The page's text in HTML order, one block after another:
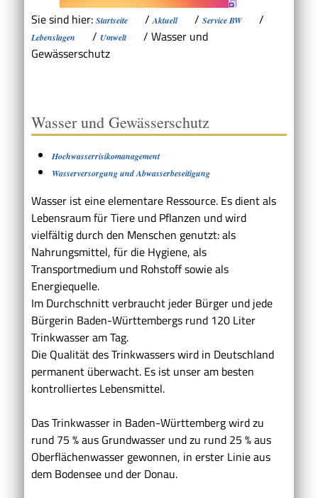
Sie sind hier: Startseite /Aktuell / Service BW /
Lebenslagen / Umwelt / Wasser und
Gewässerschutz
Wasser und Gewässerschutz
Hochwasserrisikomanagement
Wasserversorgung und Abwasserbeseitigung
Wasser ist eine elementare Ressource. Es dient als
Lebensraum für Tiere und Pflanzen und wird
vielfältig durch den Menschen genutzt: als
Nahrungsmittel, für die Hygiene, als
Transportmedium und Rohstoff sowie als
Energiequelle.
Im Durchschnitt verbraucht jeder Bürger und jede
Bürgerin Baden-Württembergs rund 120 Liter
Trinkwasser am Tag.
Die Qualität des Trinkwassers wird in Deutschland
permanent überwacht. Es ist unser am besten
kontrolliertes Lebensmittel.
Das Trinkwasser in Baden-Württemberg wird zu
rund 75 % aus Grundwasser und zu rund 25 % aus
Oberflächenwasser gewonnen, in erster Linie aus
dem Bodensee und der Donau.